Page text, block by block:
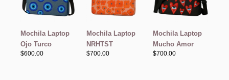
Mochila Laptop
Ojo Turco
$600.00
Mochila Laptop
NRHTST
$700.00
Mochila Laptop
Mucho Amor
$700.00